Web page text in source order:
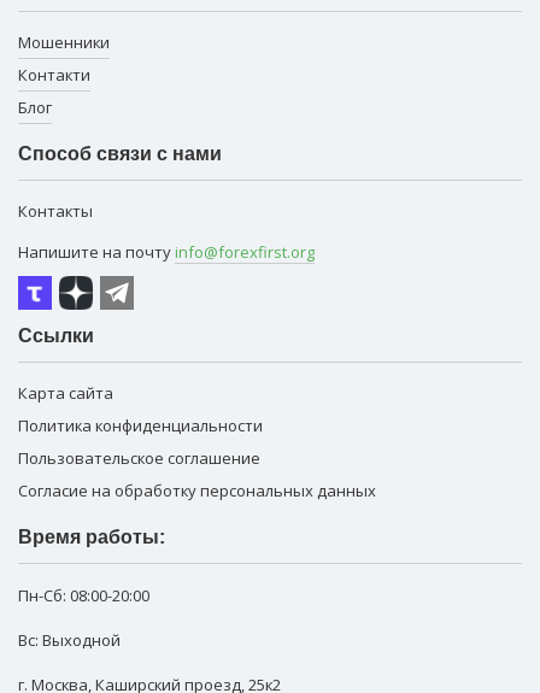
Мошенники
Контакти
Блог
Способ связи с нами
Контакты
Напишите на почту info@forexfirst.org
Ссылки
Карта сайта
Политика конфиденциальности
Пользовательское соглашение
Согласие на обработку персональных данных
Время работы:
Пн-Сб: 08:00-20:00
Вс: Выходной
г. Москва,Каширский проезд, 25к2